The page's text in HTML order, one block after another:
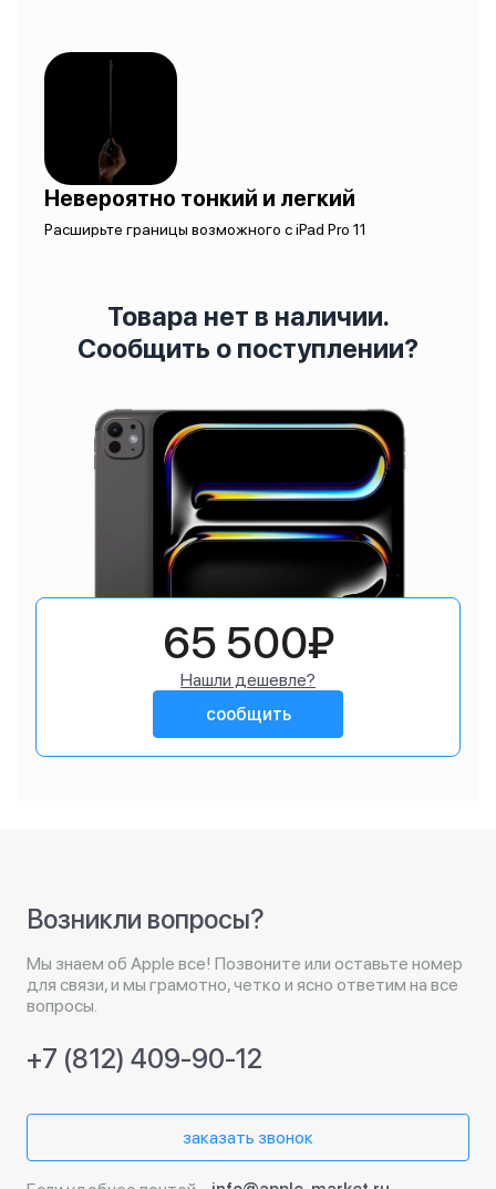
Невероятно тонкий и легкий
Расширьте границы возможного с iPad Pro 11
Товара нет в наличии.
Сообщить о поступлении?
65 500₽
Нашли дешевле?
сообщить
Возникли вопросы?
Мы знаем об Apple все! Позвоните или оставьте номер
для связи, и мы грамотно, четко и ясно ответим на все
вопросы.
+7 (812) 409-90-12
заказать звонок